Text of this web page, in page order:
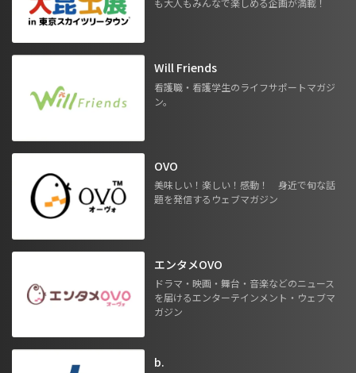
も大人もみんなで楽しめる企画が満載！
Will Friends
看護職・看護学生のライフサポートマガジ
ン。
OVO
美味しい！楽しい！感動！ 身近で旬な話
題を発信するウェブマガジン
エンタメOVO
ドラマ・映画・舞台・音楽などのニュース
を届けるエンターテインメント・ウェブマ
ガジン
b.